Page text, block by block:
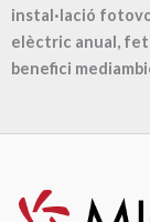
instal·lació
elèctric anual, fet
benefici